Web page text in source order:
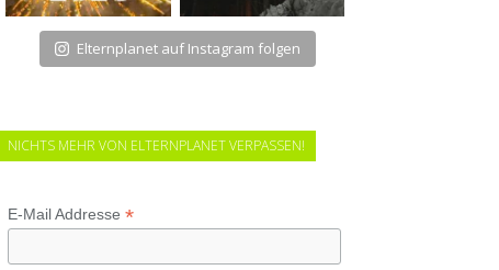
Elternplanet auf Instagram folgen
NICHTS MEHR VON ELTERNPLANET VERPASSEN!
E-Mail Addresse *